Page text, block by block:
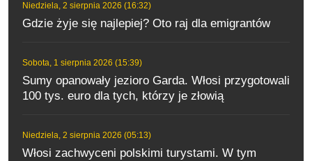
Niedziela, 2 sierpnia 2026 (16:32)
Gdzie żyje się najlepiej? Oto raj dla emigrantów
Sobota, 1 sierpnia 2026 (15:39)
Sumy opanowały jezioro Garda. Włosi przygotowali
100 tys. euro dla tych, którzy je złowią
Niedziela, 2 sierpnia 2026 (05:13)
Włosi zachwyceni polskimi turystami. W tym